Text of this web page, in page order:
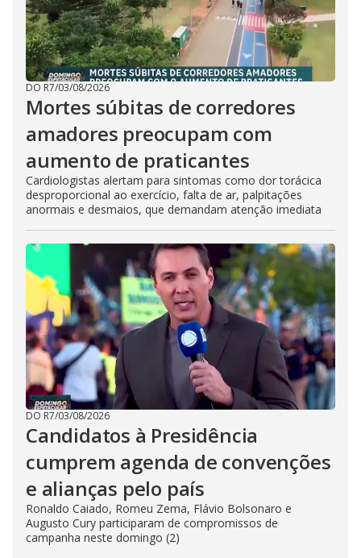
DO R7/03/08/2026
Mortes súbitas de corredores
amadores preocupam com
aumento de praticantes
Cardiologistas alertam para sintomas como dor torácica
desproporcional ao exercício, falta de ar, palpitações
anormais e desmaios, que demandam atenção imediata
DO R7/03/08/2026
Candidatos à Presidência
cumprem agenda de convenções
e alianças pelo país
Ronaldo Caiado, Romeu Zema, Flávio Bolsonaro e
Augusto Cury participaram de compromissos de
campanha neste domingo (2)